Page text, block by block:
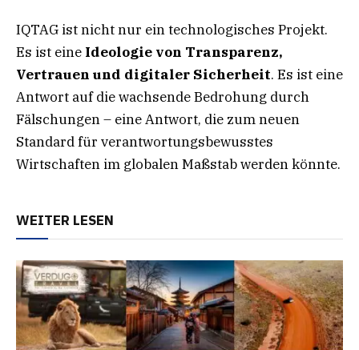
IQTAG ist nicht nur ein technologisches Projekt.
Es ist eine Ideologie von Transparenz,
Vertrauen und digitaler Sicherheit. Es ist eine
Antwort auf die wachsende Bedrohung durch
Fälschungen – eine Antwort, die zum neuen
Standard für verantwortungsbewusstes
Wirtschaften im globalen Maßstab werden könnte.
WEITER LESEN